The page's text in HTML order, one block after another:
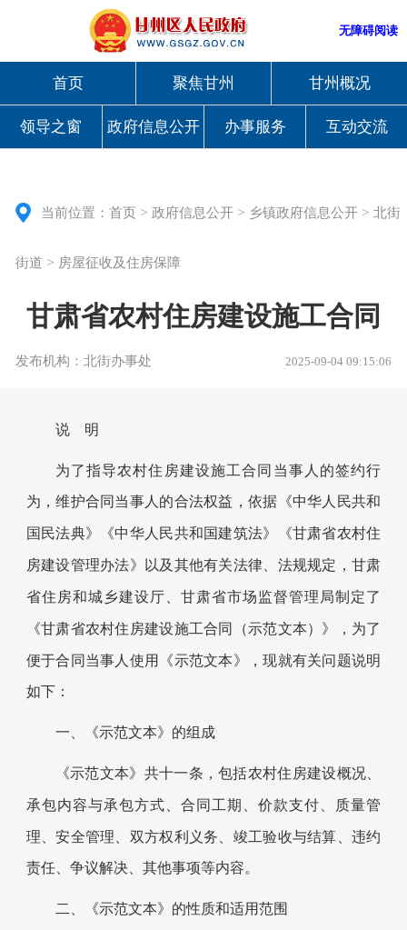
无障碍阅读
首页 聚焦甘州 甘州概况
领导之窗 政府信息公开 办事服务 互动交流
当前位置：首页 >政府信息公开 > 乡镇政府信息公开 >北街
街道 > 房屋征收及住房保障
甘肃省农村住房建设施工合同
发布机构：北街办事处 2025-09-04 09:15:06
说 明
为了指导农村住房建设施工合同当事人的签约行
为，维护合同当事人的合法权益，依据《中华人民共和
国民法典》《中华人民共和国建筑法》《甘肃省农村住
房建设管理办法》以及其他有关法律、法规规定，甘肃
省住房和城乡建设厅、甘肃省市场监督管理局制定了
《甘肃省农村住房建设施工合同（示范文本）》，为了
便于合同当事人使用《示范文本》，现就有关问题说明
如下：
一、《示范文本》的组成
《示范文本》共十一条，包括农村住房建设概况、
承包内容与承包方式、合同工期、价款支付、质量管
理、安全管理、双方权利义务、竣工验收与结算、违约
责任、争议解决、其他事项等内容。
二、《示范文本》的性质和适用范围